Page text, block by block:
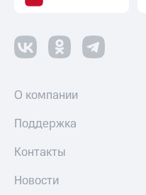
О компании
Поддержка
Контакты
Новости